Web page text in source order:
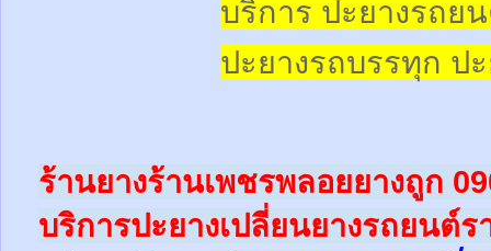
บริการ ปะยางรถย
ปะยางรถบรรทุก ป
ร้านยางร้านเพชรพลอยยางถูก
บริการปะยางเปลี่ยนยางรถยนต์